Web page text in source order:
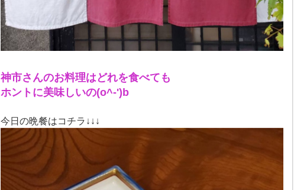
神市さんのお料理はどれを食べても
ホントに美味しいの(o^-')b
今日の晩餐はコチラ↓↓↓